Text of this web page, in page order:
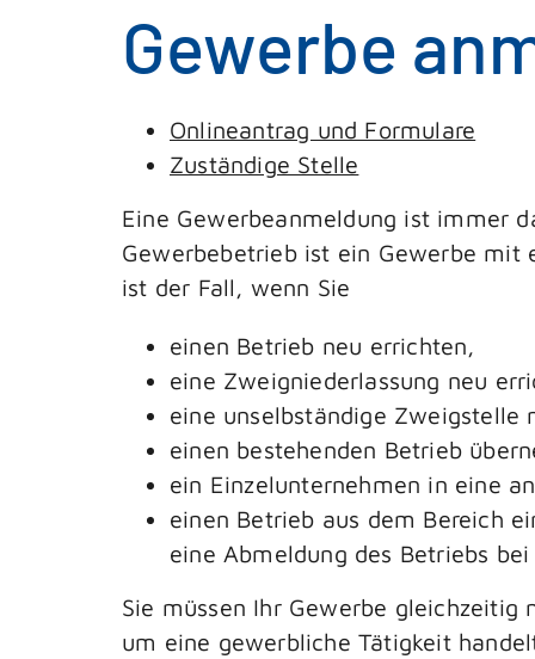
Gewerbe
Onlineantrag und Formulare
Zuständige Stelle
Eine Gewerbeanmeldung ist immer
Gewerbebetrieb ist ein Gewerbe mit
ist der Fall, wenn Sie
einen Betrieb neu errichten,
eine Zweigniederlassung neu
eine unselbständige Zweigstelle
einen bestehenden Betrieb
ein Einzelunternehmen in eine
einen Betrieb aus dem Bereich
eine Abmeldung des Betriebs
Sie müssen Ihr Gewerbe
um eine gewerbliche Tätigkeit